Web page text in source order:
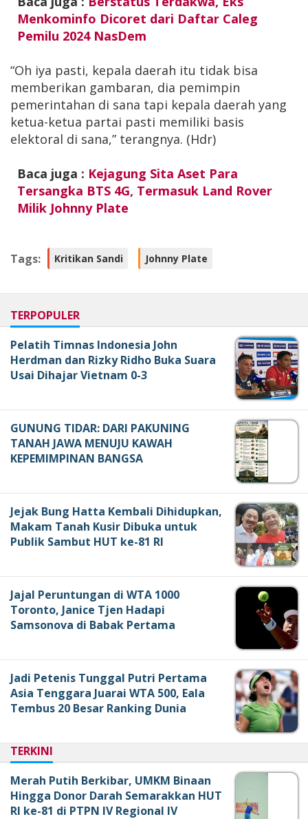
Menkominfo Dicoret dari Daftar Caleg
Pemilu 2024 NasDem
“Oh iya pasti, kepala daerah itu tidak bisa
memberikan gambaran, dia pemimpin
pemerintahan di sana tapi kepala daerah yang
ketua-ketua partai pasti memiliki basis
elektoral di sana,” terangnya. (Hdr)
Baca juga : Kejagung Sita Aset Para
Tersangka BTS 4G, Termasuk Land Rover
Milik Johnny Plate
Tags: Kritikan Sandi Johnny Plate
TERPOPULER
Pelatih Timnas Indonesia John
Herdman dan Rizky Ridho Buka Suara
Usai Dihajar Vietnam 0-3
GUNUNG TIDAR: DARI PAKUNING
TANAH JAWA MENUJU KAWAH
KEPEMIMPINAN BANGSA
Jejak Bung Hatta Kembali Dihidupkan,
Makam Tanah Kusir Dibuka untuk
Publik Sambut HUT ke-81 RI
Jajal Peruntungan di WTA 1000
Toronto, Janice Tjen Hadapi
Samsonova di Babak Pertama
Jadi Petenis Tunggal Putri Pertama
Asia Tenggara Juarai WTA 500, Eala
Tembus 20 Besar Ranking Dunia
TERKINI
Merah Putih Berkibar, UMKM Binaan
Hingga Donor Darah Semarakkan HUT
RI ke-81 di PTPN IV Regional IV